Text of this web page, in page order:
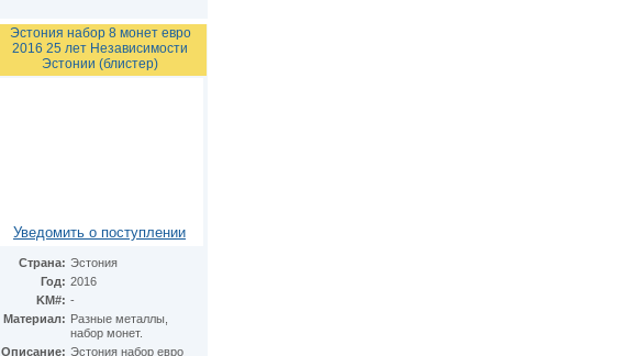
Эстония набор 8 монет евро
2016 25 лет Независимости
Эстонии (блистер)
Уведомить о поступлении
Страна: Эстония
Год: 2016
KM#: -
Материал: Разные металлы,
набор монет.
Описание: Эстония набор евро